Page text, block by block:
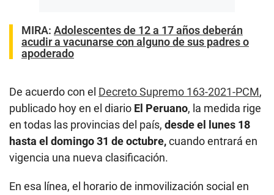
MIRA: Adolescentes de 12 a 17 años deberán
acudir a vacunarse con alguno de sus padres o
apoderado
De acuerdo con el Decreto Supremo 163-2021-PCM,
publicado hoy en el diario El Peruano, la medida rige
en todas las provincias del país, desde el lunes 18
hasta el domingo 31 de octubre,cuando entrará en
vigencia una nueva clasificación.
En esa línea, el horario de inmovilización social en